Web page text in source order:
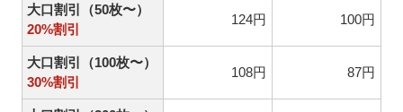
大口割引（50枚〜）
20%割引
124円 100円
大口割引（100枚〜）
30%割引
108円 87円